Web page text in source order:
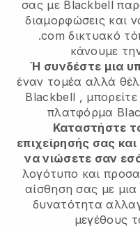
σας με Blackbell
διαμορφώσεις και
.com δικτυακό
κάνουμε
Ή συνδέστε μια
έναν τομέα αλλά
Blackbell ,
πλατφόρμα
Καταστήστε
επιχείρησής σας
να νιώσετε σαν
λογότυπο και
αίσθηση σας με
δυνατότητα
μεγέθους